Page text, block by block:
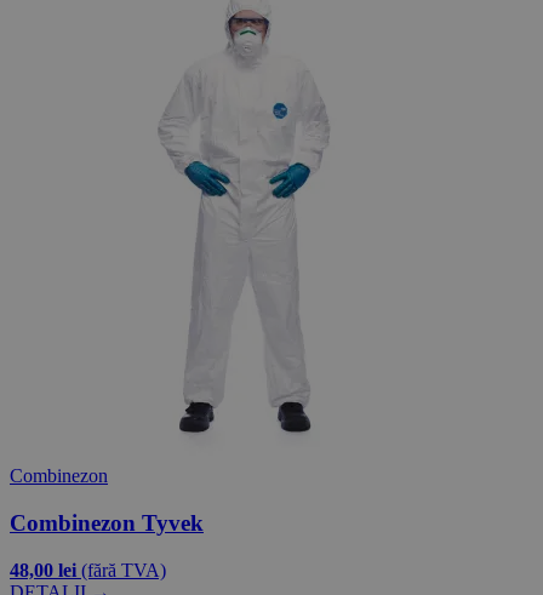
Combinezon
Combinezon Tyvek
48,00 lei (fără TVA)